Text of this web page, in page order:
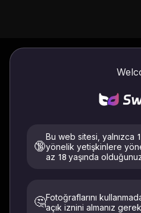
🔞
Bu web sitesi, yalnızca
yönelik yetişkinlere
az 18 yaşında
🤔Fotoğraflarını
açık iznini almanız
AI Görüntü